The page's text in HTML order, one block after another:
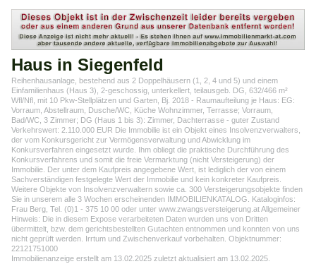
Haus in Siegenfeld
Reihenhausanlage, bestehend aus 2 Doppelhäusern (1, 2, 4 und 5) und einem
Einfamilienhaus (Haus 3), 2-geschossig, unterkellert, teilausgeb. DG, 632/466 m²
Wfl/Nfl, mit 10 Pkw-Stellplätzen und Garten, Bj. 2018 - Raumaufteilung je Haus: EG:
Vorraum, Abstellraum, Dusche/WC, Küche Wohnzimmer, Terrasse; Vorraum,
Bad/WC, 3 Zimmer; DG (Haus 1 bis 3): Zimmer, Dachterrasse - guter Zustand
Verkehrswert: 2.110.000 EUR Die Immobilie ist ein Objekt eines Insolvenzverwalters,
der vom Konkursgericht zur Vermögensverwaltung und Abwicklung im
Konkursverfahren eingesetzt wurde. Ihm obliegt die praktische Durchführung des
Konkursverfahrens und somit die freie Vermarktung (nicht Versteigerung) der
Immobilie. Der unter dem Kaufpreis angegebene Wert, ist lediglich der von einem
Sachverständigen festgelegte Wert der Immobilie und kein konkreter Kaufpreis.
Weitere Objekte von Insolvenzverwaltern sowie ca. 300 Versteigerungsobjekte finden
Sie in unserem alle 3 Wochen erscheinenden IMMOBILIENKATALOG. Kataloginfos:
Frau Berg, Tel. (0)1 - 375 10 00 oder unter www.zwangsversteigerung.at Allgemeiner
Hinweis: Die in diesem Expose verarbeiteten Daten wurden uns von Dritten
übermittelt, bzw. dem gerichtsbestellten Gutachten entnommen und konnten von uns
nicht geprüft werden. Irrtum und Zwischenverkauf vorbehalten. Objektnummer:
22121751000
Immobilienanzeige erstellt am 13.02.2025 zuletzt aktualisiert am 13.02.2025.